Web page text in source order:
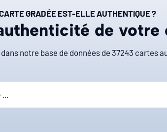
GRADÉE EST-ELLE AUTHENTIQUE ?
de votre
notre base de données de 37243 cartes